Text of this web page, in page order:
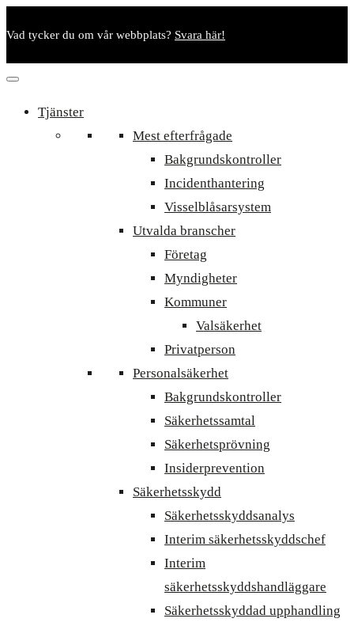
Vad tycker du om vår webbplats? Svara här!
Tjänster
Mest efterfrågade
Bakgrundskontroller
Incidenthantering
Visselblåsarsystem
Utvalda branscher
Företag
Myndigheter
Kommuner
Valsäkerhet
Privatperson
Personalsäkerhet
Bakgrundskontroller
Säkerhetssamtal
Säkerhetsprövning
Insiderprevention
Säkerhetsskydd
Säkerhetsskyddsanalys
Interim säkerhetsskyddschef
Interim
säkerhetsskyddshandläggare
Säkerhetsskyddad upphandling